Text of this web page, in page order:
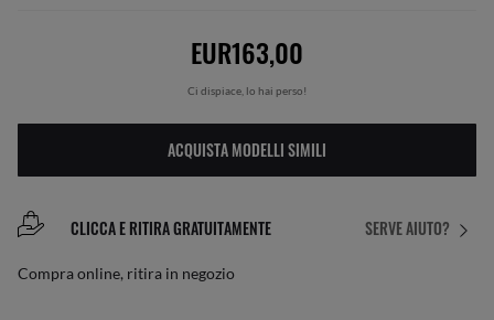
EUR163,00
Ci dispiace, lo hai perso!
ACQUISTA MODELLI SIMILI
SERVE AIUTO?
CLICCA E RITIRA GRATUITAMENTE
Compra online, ritira in negozio